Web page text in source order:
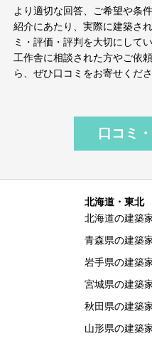
より適切な回答、ご希望や条
紹介にあたり、実際に建築さ
ミ・評価・評判を大切にしてい
工作舎に相談された方やご依
ら、ぜひ口コミをお寄せくださ
口コミ
北海道・東北
北海道の建築
青森県の建築
岩手県の建築
宮城県の建築
秋田県の建築
山形県の建築